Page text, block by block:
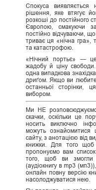
Спокуса
рішення, яке втягує
розкоші до постійного
Європою, смакуючи
постійно відчуваючи,
триває ця «нічна
та катастрофою.
«Нічний портьє» —
жадобу й ціну
одна випадкова
дриґом. Якщо ви любите
останньої сторінки,
вибором.
Ми НЕ
скачки, оскільки це
носить виключно
можуть ознайомитися
сайту, з анотацією від
книжки. Для того щоб
пропонуємо вам
того, щоб ви змогли
(аудіокнигу в mp3
онлайн повну версію
насолоджуватися нею.